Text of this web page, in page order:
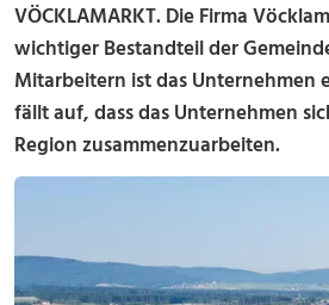
VÖCKLAMARKT. Die Firma
wichtiger Bestandteil der
Mitarbeitern ist das Unternehmen
fällt auf, dass das Unternehmen
Region zusammenzuarbeiten.